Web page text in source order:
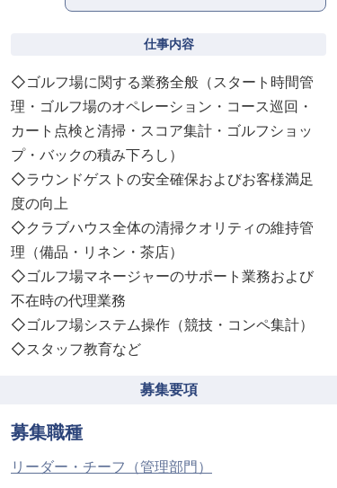
仕事内容
◇ゴルフ場に関する業務全般（スタート時間管
理・ゴルフ場のオペレーション・コース巡回・
カート点検と清掃・スコア集計・ゴルフショッ
プ・バックの積み下ろし）
◇ラウンドゲストの安全確保およびお客様満足
度の向上
◇クラブハウス全体の清掃クオリティの維持管
理（備品・リネン・茶店）
◇ゴルフ場マネージャーのサポート業務および
不在時の代理業務
◇ゴルフ場システム操作（競技・コンペ集計）
◇スタッフ教育など
募集要項
募集職種
リーダー・チーフ（管理部門）